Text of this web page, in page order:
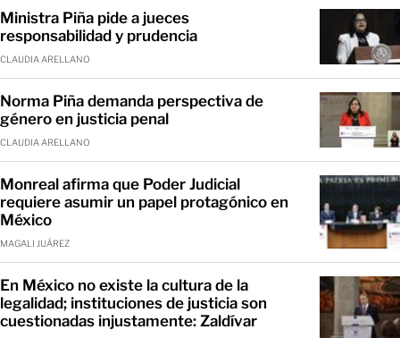
Ministra Piña pide a jueces
responsabilidad y prudencia
CLAUDIA ARELLANO
Norma Piña demanda perspectiva de
género en justicia penal
CLAUDIA ARELLANO
Monreal afirma que Poder Judicial
requiere asumir un papel protagónico en
México
MAGALI JUÁREZ
En México no existe la cultura de la
legalidad; instituciones de justicia son
cuestionadas injustamente: Zaldívar